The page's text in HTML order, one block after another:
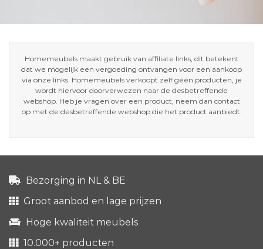
Homemeubels maakt gebruik van affiliate links, dit betekent
dat we mogelijk een vergoeding ontvangen voor een aankoop
via onze links. Homemeubels verkoopt zelf géén producten, je
wordt hiervoor doorverwezen naar de desbetreffende
webshop. Heb je vragen over een product, neem dan contact
op met de desbetreffende webshop die het product aanbiedt.
Bezorging in NL & BE
Groot aanbod en lage prijzen
Hoge kwaliteit meubels
10.000+ producten